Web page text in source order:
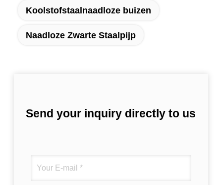
Koolstofstaalnaadloze buizen
Naadloze Zwarte Staalpijp
Send your inquiry directly to us